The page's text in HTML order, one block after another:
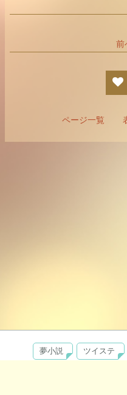
前
ページ一覧
夢小説 ツイステ